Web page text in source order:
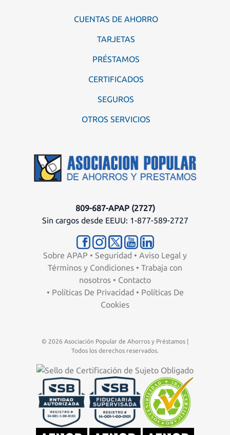
CUENTAS DE AHORRO
TARJETAS
PRÉSTAMOS
CERTIFICADOS
SEGUROS
OTROS SERVICIOS
809-687-APAP (2727)
Sin cargos desde EEUU: 1-877-589-2727
Sobre APAP • Seguridad • Aviso Legal y
Términos y Condiciones • Trabaja con
nosotros • Contacto
• Políticas De Privacidad • Políticas De
Cookies
© 2026 Asociación Popular de Ahorros y Préstamos |
Todos los derechos reservados.